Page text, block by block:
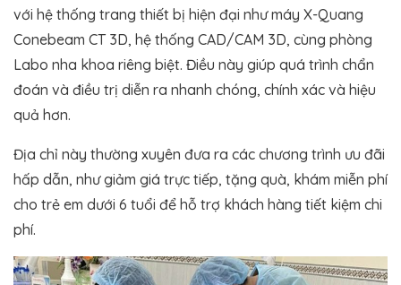
với hệ thống trang thiết bị hiện đại như máy X-Quang
Conebeam CT 3D, hệ thống CAD/CAM 3D, cùng phòng
Labo nha khoa riêng biệt. Điều này giúp quá trình chẩn
đoán và điều trị diễn ra nhanh chóng, chính xác và hiệu
quả hơn.
Địa chỉ này thường xuyên đưa ra các chương trình ưu đãi
hấp dẫn, như giảm giá trực tiếp, tặng quà, khám miễn phí
cho trẻ em dưới 6 tuổi để hỗ trợ khách hàng tiết kiệm chi
phí.